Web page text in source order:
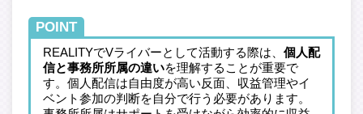
POINT
REALITYでVライバーとして活動する際は、 個人配
信と事務所所属の違いを理解することが重要で
す。個人配信は自由度が高い反面、収益管理やイ
ベント参加の判断を自分で行う必要があります。